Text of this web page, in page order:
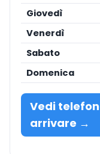
Giovedì
Venerdì
Sabato
Domenica
Vedi
arrivare →